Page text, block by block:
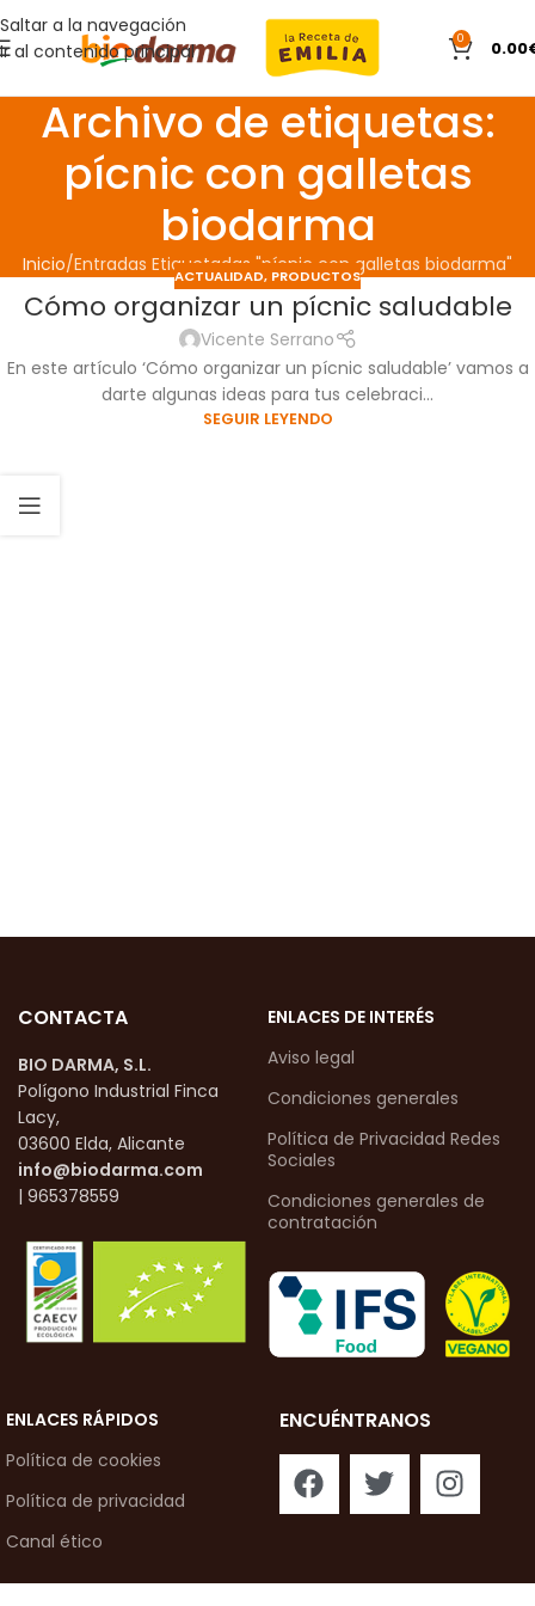
Saltar a la navegación
Ir al contenido principal
0 0.00
Archivo de etiquetas:
pícnic con galletas
biodarma
Inicio Entradas Etiquetadas "pícnic con galletas biodarma"
31
ACTUALIDAD, PRODUCTOS
Cómo organizar un pícnic saludable
Vicente Serrano
En este artículo ‘Cómo organizar un pícnic saludable’ vamos a
darte algunas ideas para tus celebraci...
SEGUIR LEYENDO
CONTACTA
BIO DARMA, S.L.
Polígono Industrial Finca
Lacy,
03600 Elda, Alicante
info@biodarma.com
| 965378559
ENLACES DE INTERÉS
Aviso legal
Condiciones generales
Política de Privacidad Redes
Sociales
Condiciones generales de
contratación
ENLACES RÁPIDOS
Política de cookies
Política de privacidad
Canal ético
ENCUÉNTRANOS